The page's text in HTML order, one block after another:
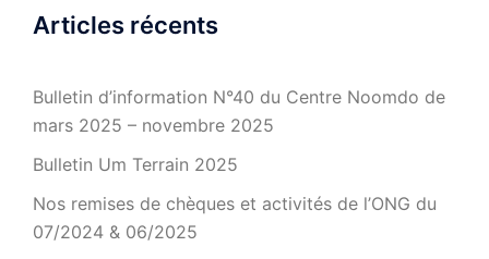
Articles récents
Bulletin d’information N°40 du Centre Noomdo de
mars 2025 – novembre 2025
Bulletin Um Terrain 2025
Nos remises de chèques et activités de l’ONG du
07/2024 & 06/2025